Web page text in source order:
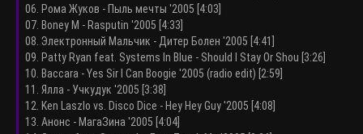
06. Рома Жуков - Пыль мечты '2005 [4:03]
07. Boney M - Rasputin '2005 [4:33]
08. Электронный Мальчик - Дитер Болен '2005 [4:41]
09. Patty Ryan feat. Systems In Blue - Should I Stay Or Shou [3:26]
10. Baccara - Yes Sir I Can Boogie '2005 (radio edit) [2:59]
11. Ялла - Учкудук '2005 [3:38]
12. Ken Laszlo vs. Disco Dice - Hey Hey Guy '2005 [4:08]
13. Анонс - МагаЗина '2005 [4:04]